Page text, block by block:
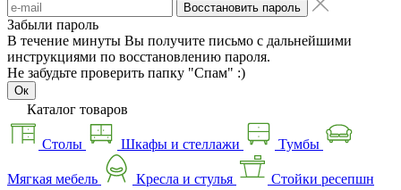
Восстановить пароль
Забыли пароль
В течение минуты Вы получите письмо с дальнейшими
инструкциями по восстановлению пароля.
Не забудьте проверить папку "Спам" :)
Ок
Каталог товаров
Столы Шкафы и стеллажи Тумбы
Мягкая мебель Кресла и стулья Стойки ресепшн